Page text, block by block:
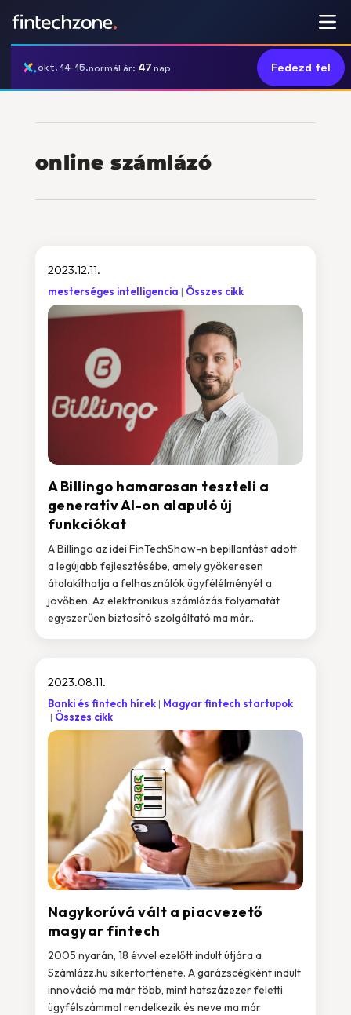
okt. 14-15.normál ár: 47nap Fedezd fel
online számlázó
A Billingo hamarosan teszteli a
generatív AI-on alapuló új
funkciókat
2023.12.11.
mesterséges intelligencia Összes cikk
A Billingo az idei FinTechShow-n bepillantást adott
a legújabb fejlesztésébe, amely gyökeresen
átalakíthatja a felhasználók ügyfélélményét a
jövőben. Az elektronikus számlázás folyamatát
egyszerűen biztosító szolgáltató ma már...
Nagykorúvá vált a piacvezető
magyar fintech
2023.08.11.
Banki és fintech hírek
Magyar fintech startupok
Összes cikk
2005 nyarán, 18 évvel ezelőtt indult útjára a
Számlázz.hu sikertörténete. A garázscégként indult
innováció ma már több, mint hatszázezer feletti
ügyfélszámmal rendelkezik és neve ma már